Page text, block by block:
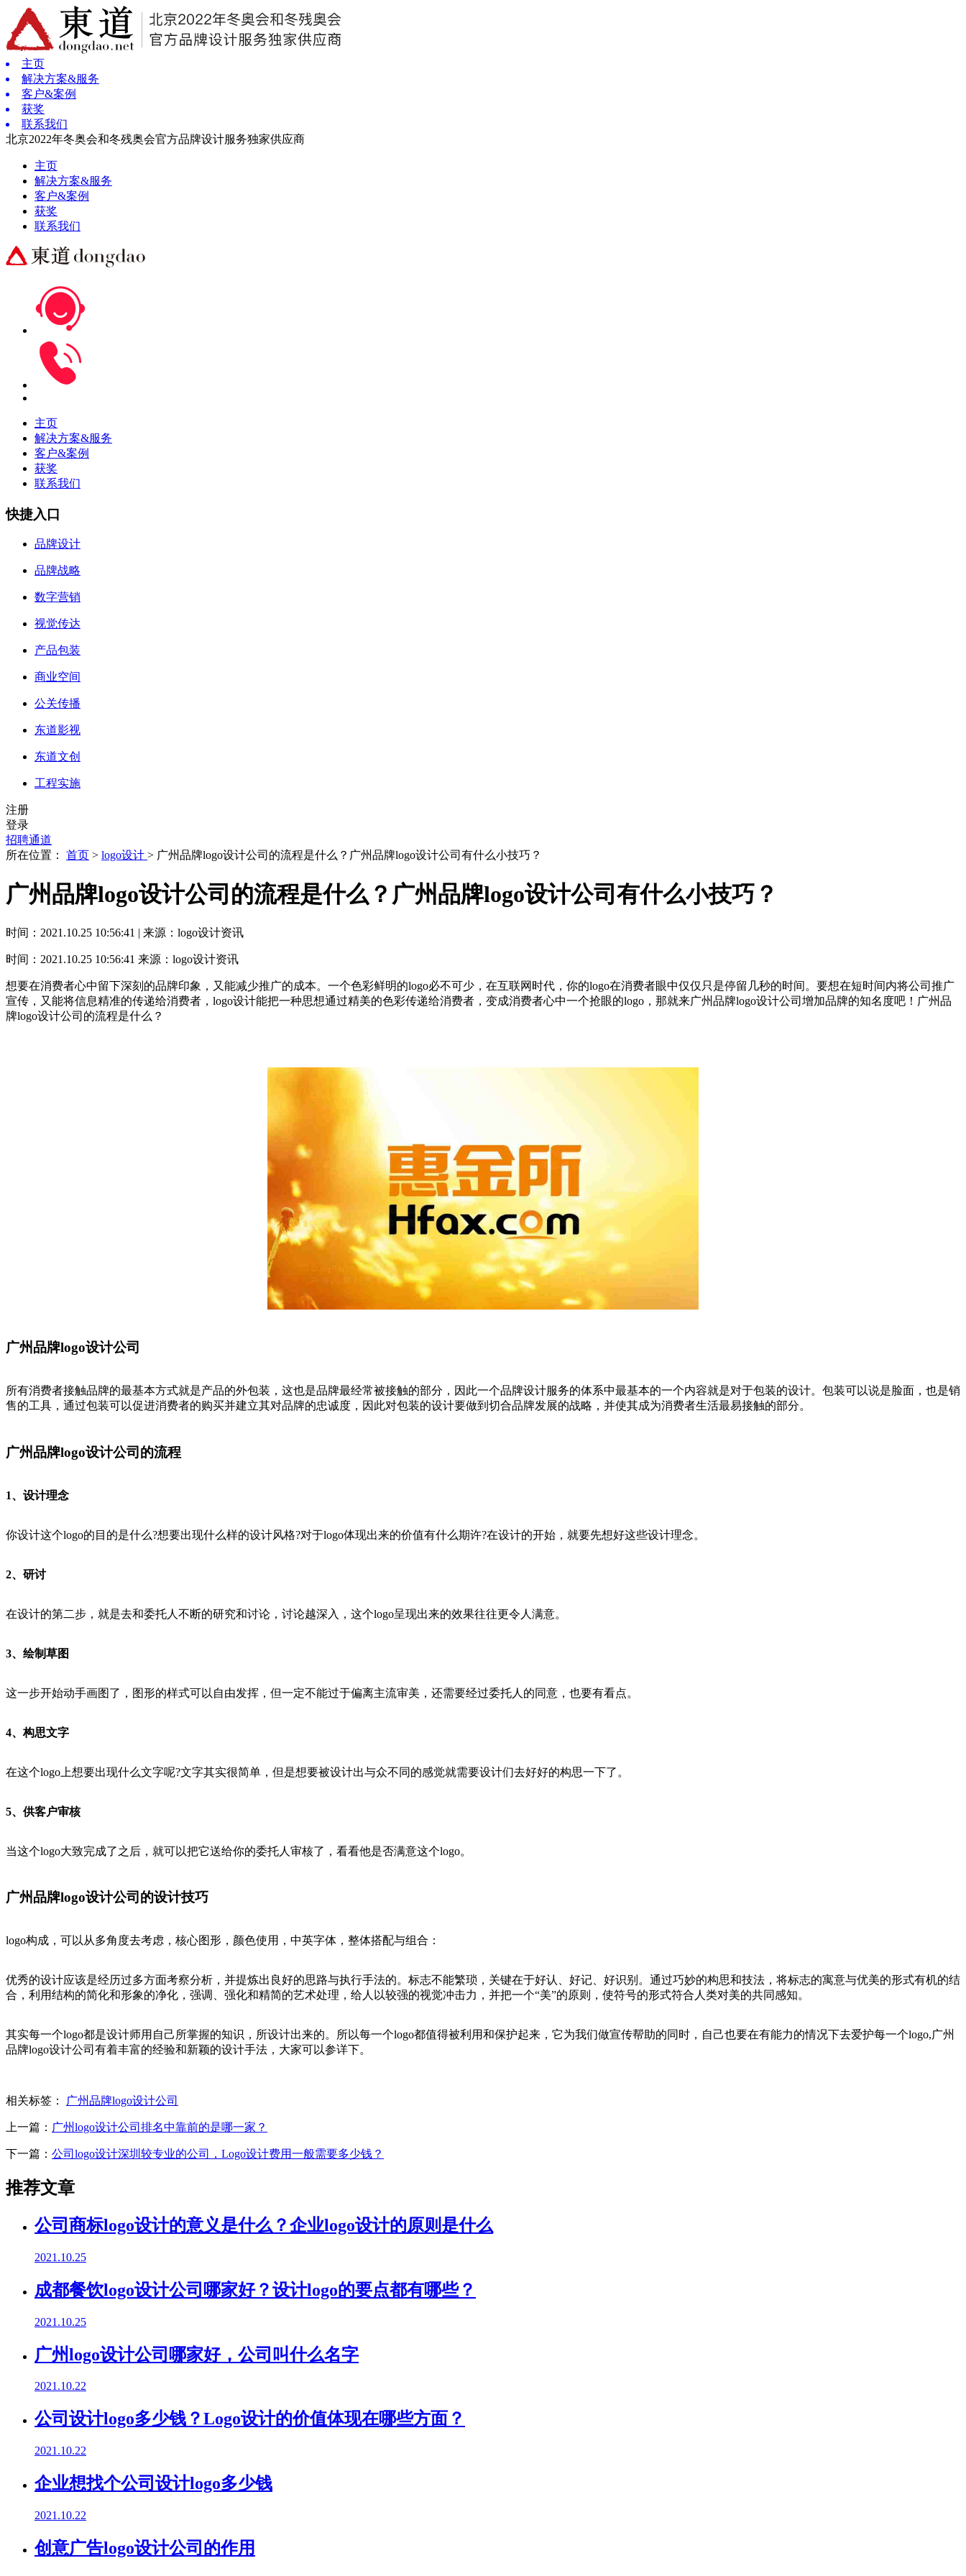
主页
解决方案&服务
客户&案例
获奖
联系我们
北京2022年冬奥会和冬残奥会官方品牌设计服务独家供应商
主页
解决方案&服务
客户&案例
获奖
联系我们
主页
解决方案&服务
客户&案例
获奖
联系我们
快捷入口
品牌设计
品牌战略
数字营销
视觉传达
产品包装
商业空间
公关传播
东道影视
东道文创
工程实施
注册
登录
招聘通道
所在位置： 首页 > logo设计 > 广州品牌logo设计公司的流程是什么？广州品牌logo设计公司有什么小技巧？
广州品牌logo设计公司的流程是什么？广州品牌logo设计公司有什么小技巧？
时间：2021.10.25 10:56:41 | 来源：logo设计资讯
时间：2021.10.25 10:56:41 来源：logo设计资讯
想要在消费者心中留下深刻的品牌印象，又能减少推广的成本。一个色彩鲜明的logo必不可少，在互联网时代，你的logo在消费者眼中仅仅只是停留几秒的时间。要想在短时间内将公司推广
宣传，又能将信息精准的传递给消费者，logo设计能把一种思想通过精美的色彩传递给消费者，变成消费者心中一个抢眼的logo，那就来广州品牌logo设计公司增加品牌的知名度吧！广州品
牌logo设计公司的流程是什么？
广州品牌logo设计公司
所有消费者接触品牌的最基本方式就是产品的外包装，这也是品牌最经常被接触的部分，因此一个品牌设计服务的体系中最基本的一个内容就是对于包装的设计。包装可以说是脸面，也是销
售的工具，通过包装可以促进消费者的购买并建立其对品牌的忠诚度，因此对包装的设计要做到切合品牌发展的战略，并使其成为消费者生活最易接触的部分。
广州品牌logo设计公司的流程
1、设计理念
你设计这个logo的目的是什么?想要出现什么样的设计风格?对于logo体现出来的价值有什么期许?在设计的开始，就要先想好这些设计理念。
2、研讨
在设计的第二步，就是去和委托人不断的研究和讨论，讨论越深入，这个logo呈现出来的效果往往更令人满意。
3、绘制草图
这一步开始动手画图了，图形的样式可以自由发挥，但一定不能过于偏离主流审美，还需要经过委托人的同意，也要有看点。
4、构思文字
在这个logo上想要出现什么文字呢?文字其实很简单，但是想要被设计出与众不同的感觉就需要设计们去好好的构思一下了。
5、供客户审核
当这个logo大致完成了之后，就可以把它送给你的委托人审核了，看看他是否满意这个logo。
广州品牌logo设计公司的设计技巧
logo构成，可以从多角度去考虑，核心图形，颜色使用，中英字体，整体搭配与组合：
优秀的设计应该是经历过多方面考察分析，并提炼出良好的思路与执行手法的。标志不能繁琐，关键在于好认、好记、好识别。通过巧妙的构思和技法，将标志的寓意与优美的形式有机的结
合，利用结构的简化和形象的净化，强调、强化和精简的艺术处理，给人以较强的视觉冲击力，并把一个“美”的原则，使符号的形式符合人类对美的共同感知。
其实每一个logo都是设计师用自己所掌握的知识，所设计出来的。所以每一个logo都值得被利用和保护起来，它为我们做宣传帮助的同时，自己也要在有能力的情况下去爱护每一个logo,广州
品牌logo设计公司有着丰富的经验和新颖的设计手法，大家可以参详下。
相关标签： 广州品牌logo设计公司
上一篇： 广州logo设计公司排名中靠前的是哪一家？
下一篇： 公司logo设计深圳较专业的公司，Logo设计费用一般需要多少钱？
推荐文章
公司商标logo设计的意义是什么？企业logo设计的原则是什么
2021.10.25
成都餐饮logo设计公司哪家好？设计logo的要点都有哪些？
2021.10.25
广州logo设计公司哪家好，公司叫什么名字
2021.10.22
公司设计logo多少钱？Logo设计的价值体现在哪些方面？
2021.10.22
企业想找个公司设计logo多少钱
2021.10.22
创意广告logo设计公司的作用